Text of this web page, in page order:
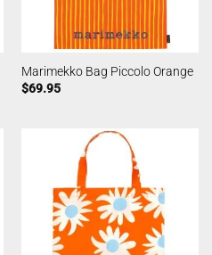
Marimekko Bag Piccolo Orange
$69.95